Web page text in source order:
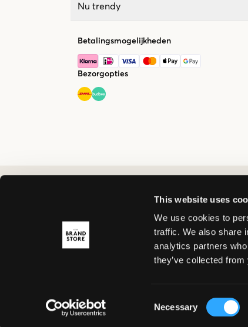
This website uses
We use cookies to
traffic. We also share
analytics partners
they’ve collected
Selection
Necessary
Nu trendy
Betalingsmogelijkheden
Bezorgopties